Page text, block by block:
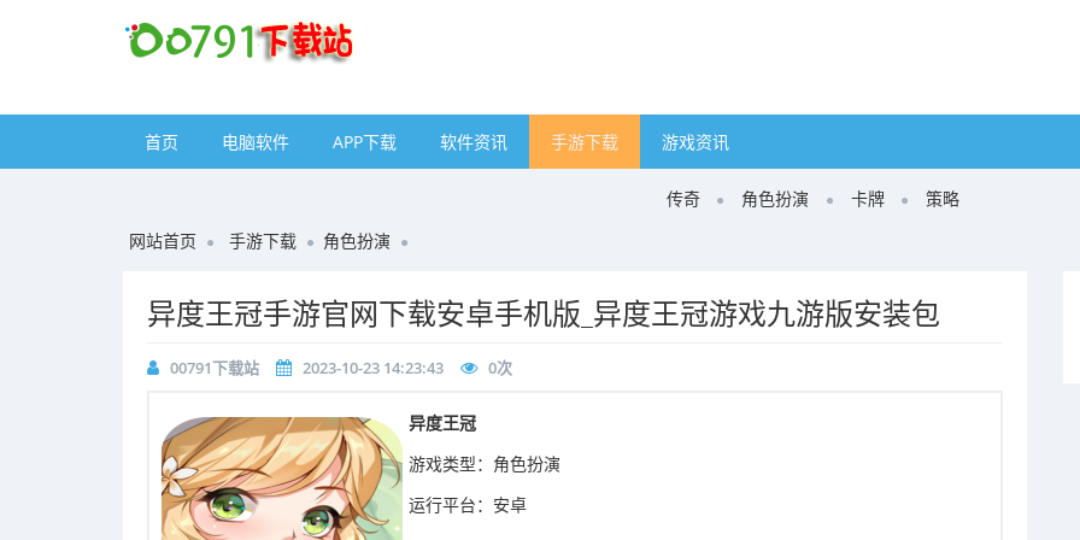
首页 电脑软件 APP下载 软件资讯 手游下载 游戏资讯
传奇 角色扮演 卡牌
策略
网站首页
手游下载 角色扮演
异度王冠手游官网下载安卓手机版_异度王冠游戏九游版安装包
00791下载站 2023-10-23 14:23:43 0次
异度王冠
游戏类型：角色扮演
运行平台：安卓